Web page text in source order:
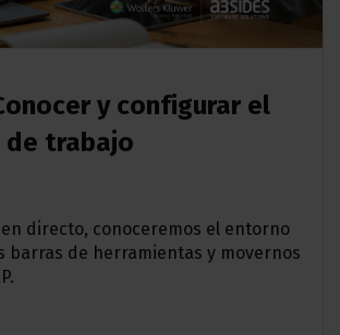
y configurar el
trabajo
en directo, conoceremos el entorno
barras de herramientas y movernos